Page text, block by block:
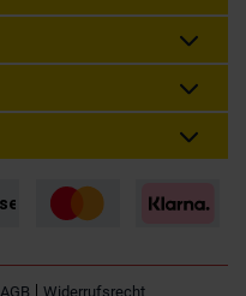
AGB Widerrufsrecht